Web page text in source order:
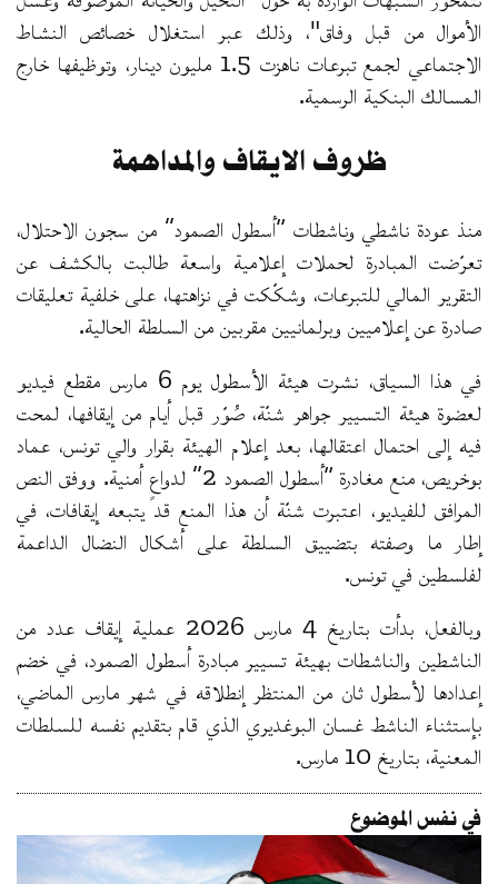
الأموال من قبل وفاق"، وذلك عبر استغلال خصائص النشاط
الاجتماعي لجمع تبرعات ناهزت 1.5 مليون دينار، وتوظيفها خارج
المسالك البنكية الرسمية.
ظروف الايقاف والمداهمة
منذ عودة ناشطي وناشطات “أسطول الصمود” من سجون الاحتلال،
تعرّضت المبادرة لحملات إعلامية واسعة طالبت بالكشف عن
التقرير المالي للتبرعات، وشكّكت في نزاهتها، على خلفية تعليقات
صادرة عن إعلاميين وبرلمانيين مقربين من السلطة الحالية.
في هذا السياق، نشرت هيئة الأسطول يوم 6 مارس مقطع فيديو
لعضوة هيئة التسيير جواهر شنّة، صُوّر قبل أيام من إيقافها، لمحت
فيه إلى احتمال اعتقالها، بعد إعلام الهيئة بقرار والي تونس، عماد
بوخريص، منع مغادرة “أسطول الصمود 2” لدواعٍ أمنية. ووفق النص
المرافق للفيديو، اعتبرت شنّة أن هذا المنع قد يتبعه إيقافات، في
إطار ما وصفته بتضييق السلطة على أشكال النضال الداعمة
لفلسطين في تونس.
وبالفعل، بدأت بتاريخ 4 مارس 2026 عملية إيقاف عدد من
الناشطين والناشطات بهيئة تسيير مبادرة أسطول الصمود، في خضم
إعدادها لأسطول ثان من المنتظر إنطلاقه في شهر مارس الماضي،
بإستثناء الناشط غسان البوغديري الذي قام بتقديم نفسه للسلطات
المعنية، بتاريخ 10 مارس.
في نفس الموضوع